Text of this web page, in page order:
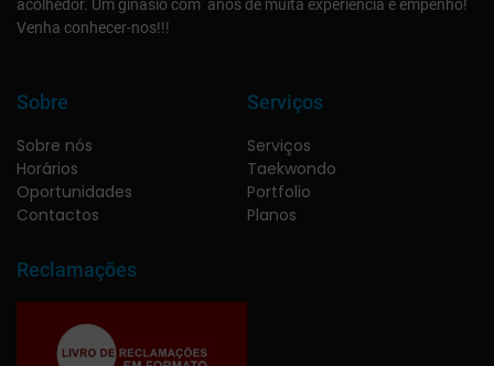
acolhedor. Um ginásio com anos de muita experiência e empenho!
Venha conhecer-nos!!!
Sobre
Sobre nós
Horários
Oportunidades
Contactos
Serviços
Serviços
Taekwondo
Portfolio
Planos
Reclamações